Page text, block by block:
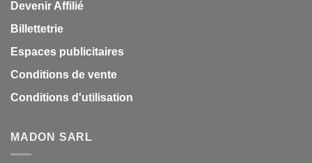
Devenir Affilié
Billettetrie
Espaces publicitaires
Conditions de vente
Conditions d'utilisation
MADON SARL